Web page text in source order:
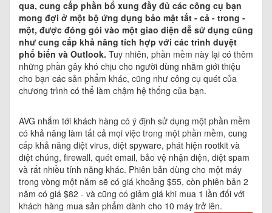
qua, cung cấp phần bổ xung đầy đủ các công cụ bạn
mong đợi ở một bộ ứng dụng bảo mật tất - cả - trong -
một, được đóng gói vào một giao diện dễ sử dụng cũng
như cung cấp khả năng tích hợp với các trình duyệt
phổ biến và Outlook. Tuy nhiên, phần mềm này lại có thêm
những phần gây khó chịu cho người dùng nhằm giới thiệu
cho bạn các sản phẩm khác, cũng như công cụ quét của
chương trình có thể làm chậm hệ thống của bạn.
AVG nhắm tới khách hàng có ý định sử dụng một phần mềm
có khả năng làm tất cả mọi việc trong một phần mềm, cung
cấp khả năng diệt virus, diệt spyware, phát hiện rootkit và
diệt chúng, firewall, quét email, bảo vệ nhận diện, diệt spam
và rất nhiều tính năng khác. Phiên bản dùng cho một máy
trong vòng một năm sẽ có giá khoảng $55, còn phiên bản 2
năm có giá $82 - và cũng có giảm giá khi mua 1 lần đối với
khách hàng mua sản phẩm dành cho 10 máy trở lên.